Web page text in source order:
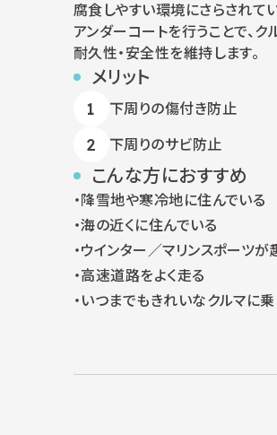
腐食しやすい環境にさらされてい
アンダーコートを行うことで、
耐久性・安全性を維持します。
メリット
下周りの傷付き防止
下周りのサビ防止
こんな方におすすめ
降雪地や寒冷地に住んでいる
海の近くに住んでいる
ウインター／マリンスポーツが
高速道路をよく走る
いつまでもきれいなクルマに